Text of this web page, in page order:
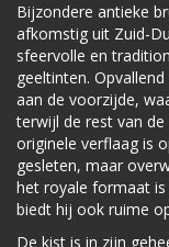
Bijzondere antieke
afkomstig uit Zuid-
sfeervolle en
geeltinten.
aan de voorzijde,
terwijl de rest van
originele verflaag is
gesleten, maar
het royale formaat
biedt hij ook ruime
De kist is in zijn